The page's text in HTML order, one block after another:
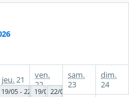
19/05 - 22/0519/05 - 22/05
22/05
jeu.21
ven.
22
sam.
23
dim.
24